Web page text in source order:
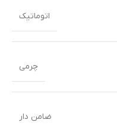
اتوماتیک
چرمی
ضامن دار